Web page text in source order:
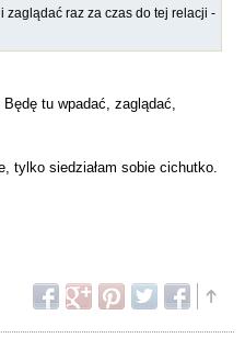
zaglądać raz za czas do tej relacji -
tu wpadać, zaglądać,
tylko siedziałam sobie cichutko.